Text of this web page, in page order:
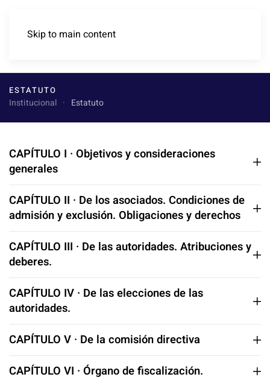
Skip to main content
ESTATUTO
Institucional Estatuto
CAPÍTULO I · Objetivos y consideraciones
generales
CAPÍTULO II · De los asociados. Condiciones de
admisión y exclusión. Obligaciones y derechos
CAPÍTULO III · De las autoridades. Atribuciones y
deberes.
CAPÍTULO IV · De las elecciones de las
autoridades.
CAPÍTULO V · De la comisión directiva
CAPÍTULO VI · Órgano de fiscalización.